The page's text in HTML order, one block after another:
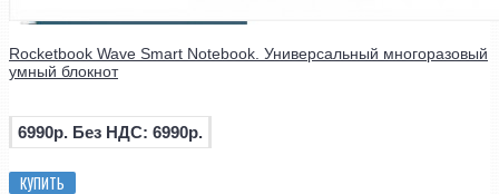
Rocketbook Wave Smart Notebook. Универсальный многоразовый
умный блокнот
6990р. Без НДС: 6990р.
КУПИТЬ